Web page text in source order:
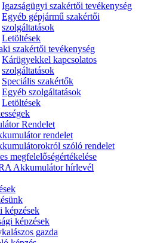
Igazságügyi szakértői tevékenység
Egyéb gépjármű szakértői
szolgáltatások
Letöltések
szakértői tevékenység
Kárügyekkel kapcsolatos
szolgáltatások
Speciális szakértők
Egyéb szolgáltatások
Letöltések
Rendelet
rendelet
szóló rendelet
megfelelőségértékelése
Akkumulátor hírlevél
képzések
képzések
gazda